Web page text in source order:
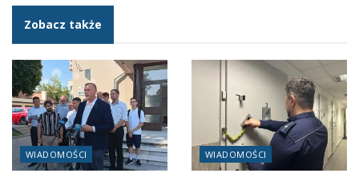
Zobacz także
WIADOMOŚCI WIADOMOŚCI